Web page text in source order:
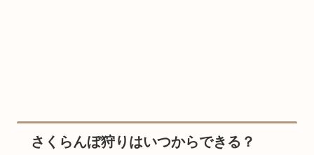
さくらんぼ狩りはいつからできる？